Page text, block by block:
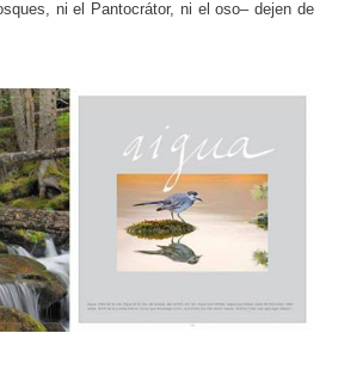
ni el Pantocrátor, ni el oso– dejen de